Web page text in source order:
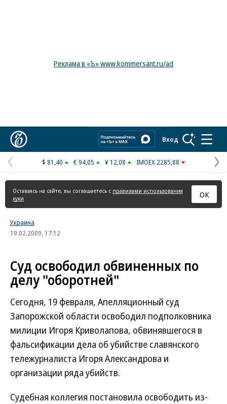
Реклама в «Ъ» www.kommersant.ru/ad
Вход
Предыдущая
страница
$ 81,40 € 94,05 ¥ 12,08 IMOEX 2285,88
Оставаясь на сайте, вы соглашаетесь с правилами использования
куки
ОК
Украина
19.02.2009, 17:12
Суд освободил обвиненных по
делу "оборотней"
Сегодня, 19 февраля, Апелляционный суд
Запорожской области освободил подполковника
милиции Игоря Криволапова, обвинявшегося в
фальсификации дела об убийстве славянского
тележурналиста Игоря Александрова и
организации ряда убийств.
Судебная коллегия постановила освободить из-